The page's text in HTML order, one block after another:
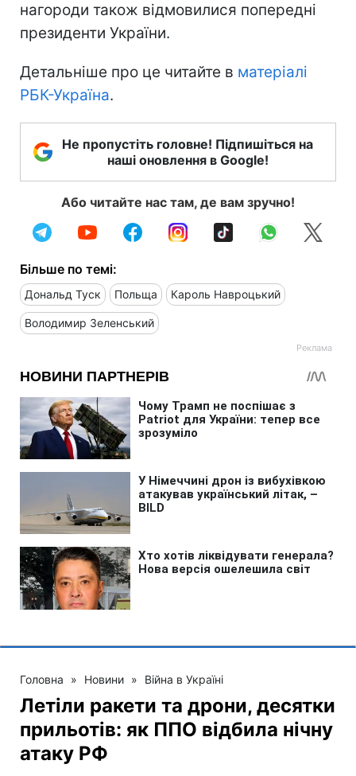
нагороди також відмовилися попередні
президенти України.
Детальніше про це читайте в матеріалі
РБК-Україна.
Не пропустіть головне! Підпишіться на
наші оновлення в Google!
Або читайте нас там, де вам зручно!
Більше по темі:
Дональд Туск Польща Кароль Навроцький
Володимир Зеленський
Головна » Новини » Війна в Україні
Летіли ракети та дрони, десятки
прильотів: як ППО відбила нічну
атаку РФ